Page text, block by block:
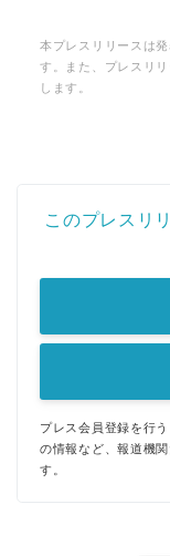
本プレスリリースは
す。また、プレスリ
します。
このプレスリ
プレス会員登録を行
の情報など、報道機
す。